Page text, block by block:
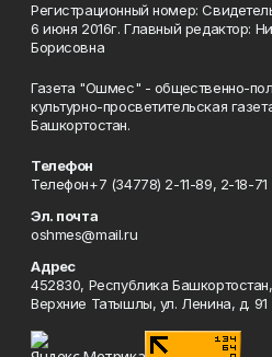
Регистрационный номер:
6 июня 2016г. Главный редактор:
Борисовна
Газета "Ошмес" - общественно-
культурно-просветительская
Башкортостан.
Телефон
Телефон+7 (34778) 2-11-89, 2-18-71
Эл. почта
oshmes@mail.ru
Адрес
452830, Республика
Верхние Татышлы, ул. Ленина, д. 91